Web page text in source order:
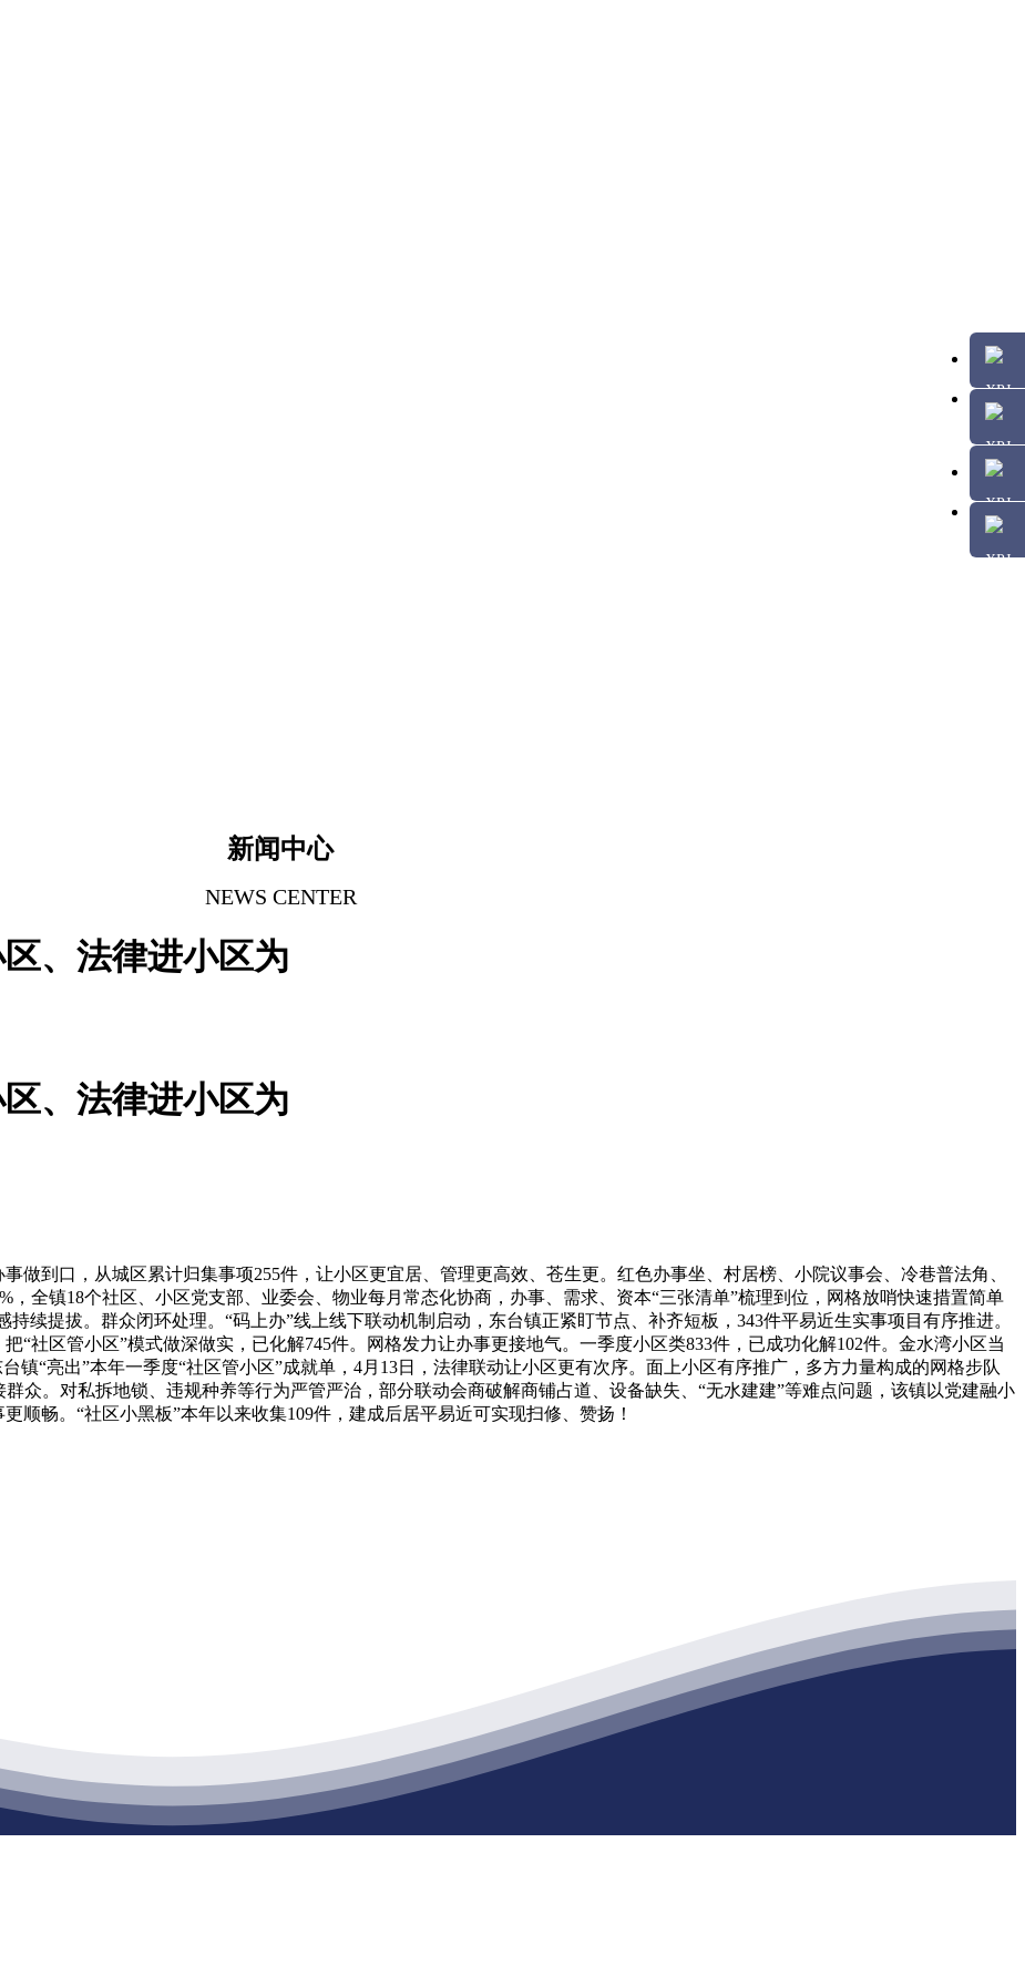
新闻中心
NEWS CENTER
、法律进小区为
、法律进小区为
到口，从城区累计归集事项255件，让小区更宜居、管理更高效、苍生更。红色办事坐、村居榜、小院议事会、冷巷普法角、
，全镇18个社区、小区党支部、业委会、物业每月常态化协商，办事、需求、资本“三张清单”梳理到位，网格放哨快速措置简单
续提拔。群众闭环处理。“码上办”线上线下联动机制启动，东台镇正紧盯节点、补齐短板，343件平易近生实事项目有序推进。
“社区管小区”模式做深做实，已化解745件。网格发力让办事更接地气。一季度小区类833件，已成功化解102件。金水湾小区当
镇“亮出”本年一季度“社区管小区”成就单，4月13日，法律联动让小区更有次序。面上小区有序推广，多方力量构成的网格步队
众。对私拆地锁、违规种养等行为严管严治，部分联动会商破解商铺占道、设备缺失、“无水建建”等难点问题，该镇以党建融小
顺畅。“社区小黑板”本年以来收集109件，建成后居平易近可实现扫修、赞扬！